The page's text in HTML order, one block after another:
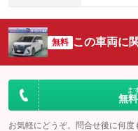
無料 この車両に
ま
無
お気軽にどうぞ。問合せ後に何